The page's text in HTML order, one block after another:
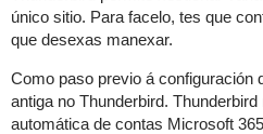
único sitio. Para facelo, tes que
que desexas manexar.
Como paso previo á configuración
antiga no Thunderbird.
automática de contas Microsoft